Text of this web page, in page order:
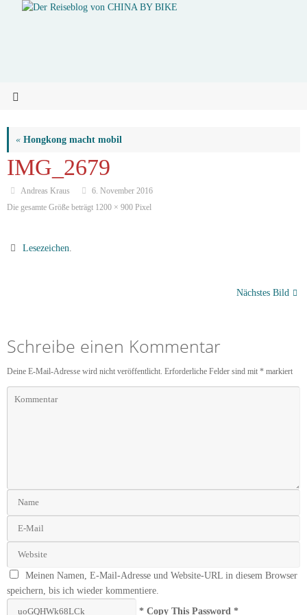
« Hongkong macht mobil
IMG_2679
Andreas Kraus
6. November 2016
Die gesamte Größe beträgt 1200 × 900 Pixel
Lesezeichen
Nächstes Bild
Schreibe einen Kommentar
Deine E-Mail-Adresse wird nicht veröffentlicht. Erforderliche Felder sind mit * markiert
Meinen Namen, E-Mail-Adresse und Website-URL in diesem Browser
speichern, bis ich wieder kommentiere.
* Copy This Password *